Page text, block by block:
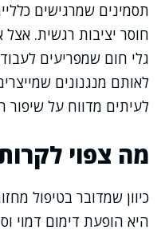
תסמינים שמרגישים
חוסר יציבות רגשית.
גלי חום שמפריעים
לאותם מנגנונים
לעיתים מדווח על שיפור
מה צפוי
כיוון שמדובר בטיפול
היא הופעת דימום דמוי